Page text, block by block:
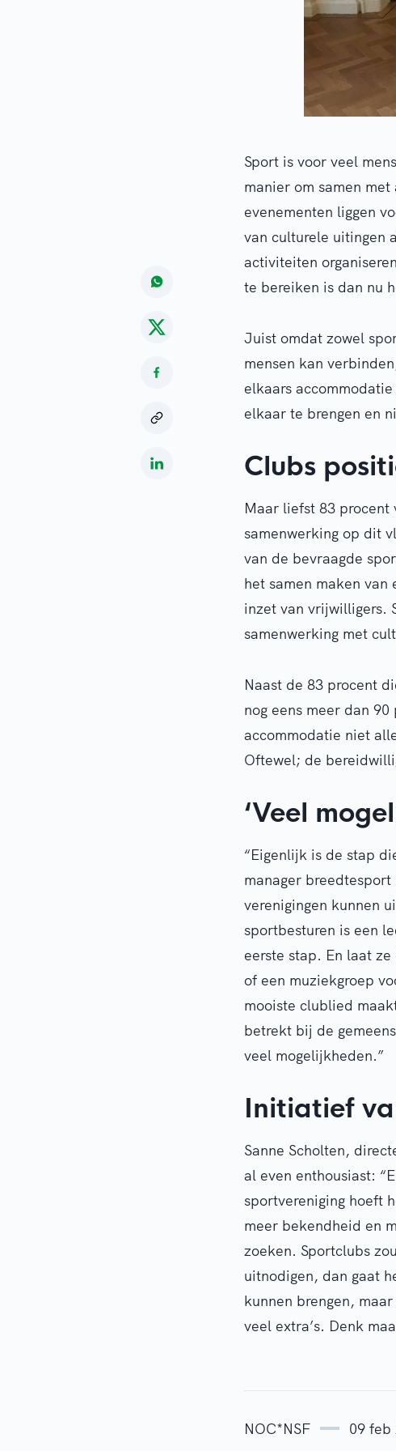
Sport is voor veel
manier om samen
evenementen liggen
van culturele uitingen
activiteiten
te bereiken is dan nu
Juist omdat zowel
mensen kan
elkaars
elkaar te brengen en
Clubs
Maar liefst 83 procent
samenwerking op dit
van de bevraagde
het samen maken
inzet van vrijwilligers.
samenwerking met
Naast de 83 procent
nog eens meer dan
accommodatie niet
Oftewel; de
‘Veel
“Eigenlijk is de stap
manager
verenigingen kunnen
sportbesturen is een
eerste stap. En laat
of een muziekgroep
mooiste clublied
betrekt bij de
veel mogelijkheden.”
Initiatief
Sanne Scholten,
al even enthousiast:
sportvereniging hoeft
meer bekendheid en
zoeken. Sportclubs
uitnodigen, dan gaat
kunnen brengen,
veel extra’s. Denk
NOC*NSF 09 feb